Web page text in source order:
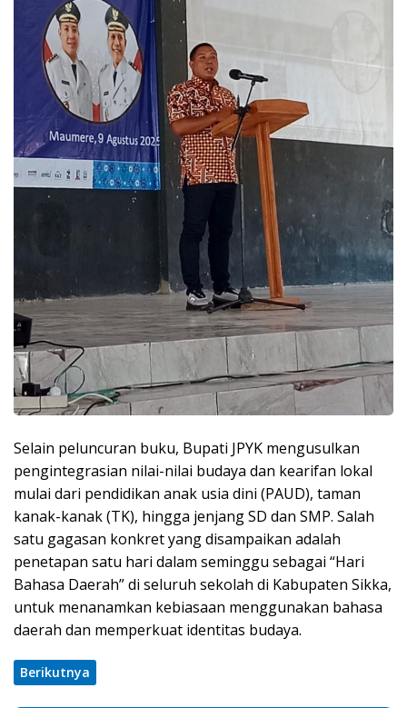
Selain peluncuran buku, Bupati JPYK mengusulkan
pengintegrasian nilai-nilai budaya dan kearifan lokal
mulai dari pendidikan anak usia dini (PAUD), taman
kanak-kanak (TK), hingga jenjang SD dan SMP. Salah
satu gagasan konkret yang disampaikan adalah
penetapan satu hari dalam seminggu sebagai “Hari
Bahasa Daerah” di seluruh sekolah di Kabupaten Sikka,
untuk menanamkan kebiasaan menggunakan bahasa
daerah dan memperkuat identitas budaya.
Berikutnya